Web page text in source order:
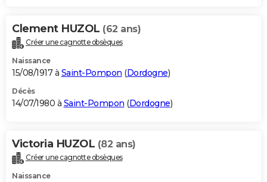
Clement HUZOL (62 ans)
Créer une cagnotte obsèques
Naissance
15/08/1917 à Saint-Pompon (Dordogne)
Décès
14/07/1980 à Saint-Pompon (Dordogne)
Victoria HUZOL (82 ans)
Créer une cagnotte obsèques
Naissance